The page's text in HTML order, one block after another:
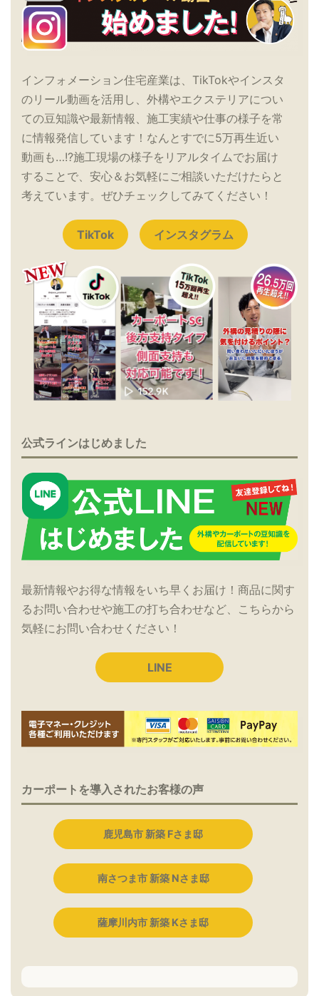
インフォメーション住宅産業は、TikTokやインスタ
のリール動画を活用し、外構やエクステリアについ
ての豆知識や最新情報、施工実績や仕事の様子を常
に情報発信しています！なんとすでに5万再生近い
動画も…!?施工現場の様子をリアルタイムでお届け
することで、安心＆お気軽にご相談いただけたらと
考えています。ぜひチェックしてみてください！
TikTok インスタグラム
公式ラインはじめました
最新情報やお得な情報をいち早くお届け！商品に関す
るお問い合わせや施工の打ち合わせなど、こちらから
気軽にお問い合わせください！
LINE
カーポートを導入されたお客様の声
鹿児島市 新築 Fさま邸
南さつま市 新築 Nさま邸
薩摩川内市 新築 Kさま邸